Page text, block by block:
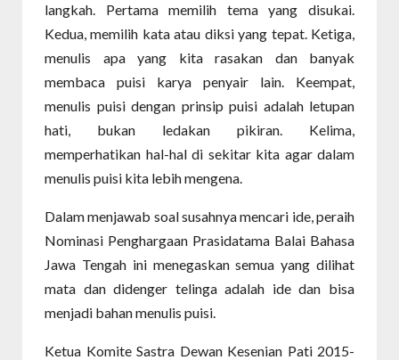
langkah. Pertama memilih tema yang disukai.
Kedua, memilih kata atau diksi yang tepat. Ketiga,
menulis apa yang kita rasakan dan banyak
membaca puisi karya penyair lain. Keempat,
menulis puisi dengan prinsip puisi adalah letupan
hati, bukan ledakan pikiran. Kelima,
memperhatikan hal-hal di sekitar kita agar dalam
menulis puisi kita lebih mengena.
Dalam menjawab soal susahnya mencari ide, peraih
Nominasi Penghargaan Prasidatama Balai Bahasa
Jawa Tengah ini menegaskan semua yang dilihat
mata dan didenger telinga adalah ide dan bisa
menjadi bahan menulis puisi.
Ketua Komite Sastra Dewan Kesenian Pati 2015-